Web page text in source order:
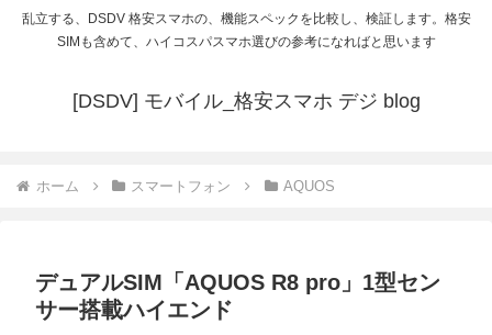
乱立する、DSDV 格安スマホの、機能スペックを比較し、検証します。格安
SIMも含めて、ハイコスパスマホ選びの参考になればと思います
[DSDV] モバイル_格安スマホ デジ blog
ホーム スマートフォン AQUOS
デュアルSIM「AQUOS R8 pro」1型セン
サー搭載ハイエンド